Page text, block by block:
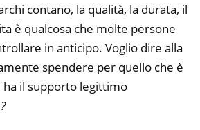
contano, la qualità, la durata, il
è qualcosa che molte persone
in anticipo. Voglio dire alla
spendere per quello che è
il supporto legittimo